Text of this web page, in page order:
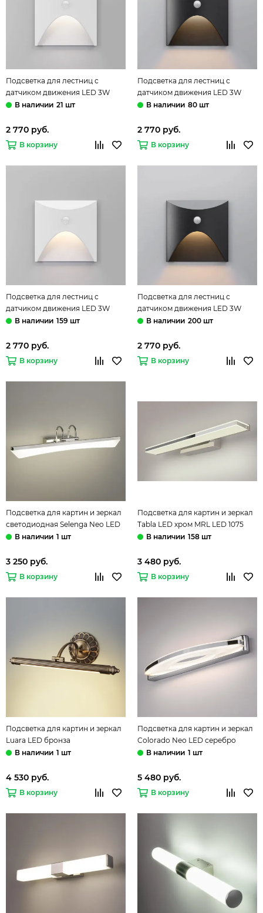
Подсветка для лестниц с
датчиком движения LED 3W
4000К IP65 40158/LED белый
21 шт
2 770 руб.
В корзину
Подсветка для лестниц с
датчиком движения LED 3W
4000К IP65 40158/LED чёрный
80 шт
2 770 руб.
В корзину
Подсветка для лестниц с
датчиком движения LED 3W
3000К IP65 40158/LED белый
159 шт
2 770 руб.
В корзину
Подсветка для лестниц с
датчиком движения LED 3W
3000К IP65 40158/LED чёрный
200 шт
2 770 руб.
В корзину
Подсветка для картин и зеркал
светодиодная Selenga Neo LED
хром 7 Вт Elektrostandard
1 шт
3 250 руб.
В корзину
Подсветка для картин и зеркал
Tabla LED хром MRL LED 1075
Elektrostandard158 шт
3 480 руб.
В корзину
Подсветка для картин и зеркал
Luara LED бронза
Elektrostandard1 шт
4 530 руб.
В корзину
Подсветка для картин и зеркал
Colorado Neo LED серебро
Elektrostandard1 шт
5 480 руб.
В корзину